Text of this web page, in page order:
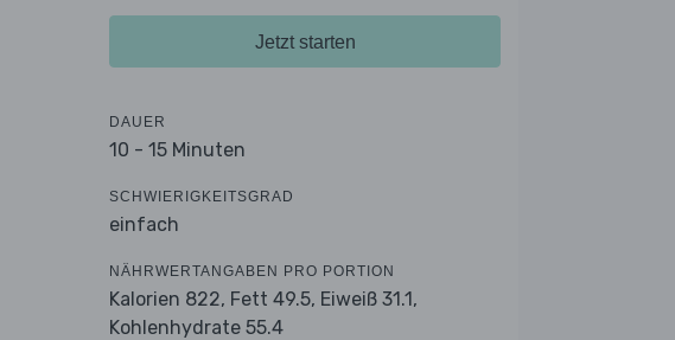
Jetzt starten
DAUER
10 - 15 Minuten
SCHWIERIGKEITSGRAD
einfach
NÄHRWERTANGABEN PRO PORTION
Kalorien 822, Fett 49.5, Eiweiß 31.1,
Kohlenhydrate 55.4